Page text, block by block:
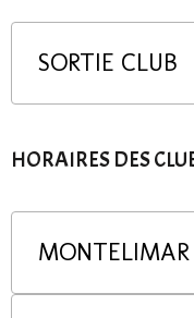
SORTIE CLUB
HORAIRES DES
MONTELIMAR